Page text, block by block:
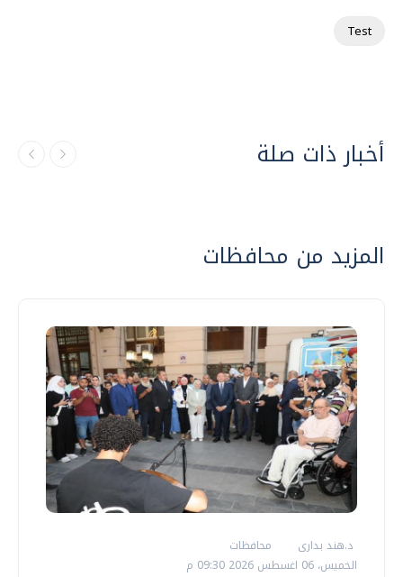
Test
أخبار ذات صلة
المزيد من محافظات
د.هند بدارى
محافظات
الخميس، 06 اغسطس 2026 09:30 م